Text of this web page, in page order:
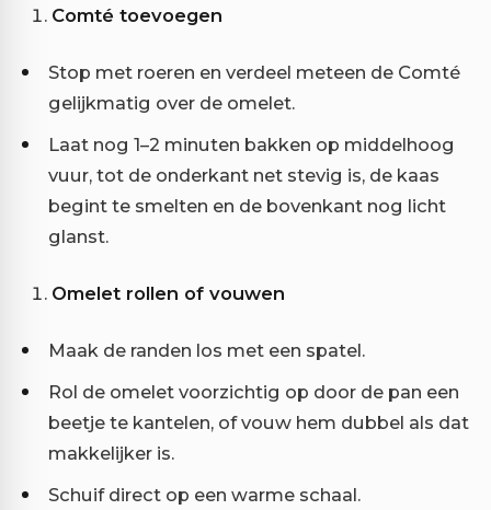
Comté toevoegen
Stop met roeren en verdeel meteen de Comté
gelijkmatig over de omelet.
Laat nog 1–2 minuten bakken op middelhoog
vuur, tot de onderkant net stevig is, de kaas
begint te smelten en de bovenkant nog licht
glanst.
Omelet rollen of vouwen
Maak de randen los met een spatel.
Rol de omelet voorzichtig op door de pan een
beetje te kantelen, of vouw hem dubbel als dat
makkelijker is.
Schuif direct op een warme schaal.